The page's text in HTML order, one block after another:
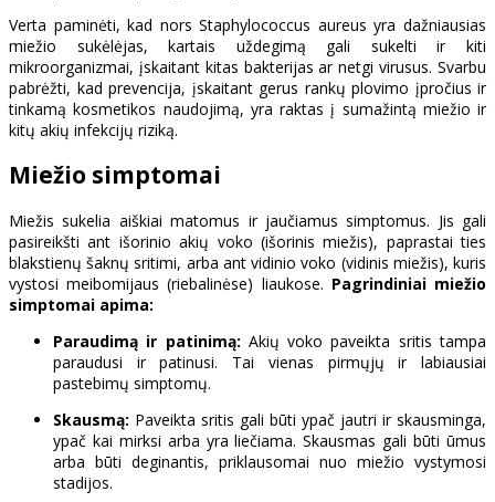
Verta paminėti, kad nors Staphylococcus aureus yra dažniausias
miežio sukėlėjas, kartais uždegimą gali sukelti ir kiti
mikroorganizmai, įskaitant kitas bakterijas ar netgi virusus. Svarbu
pabrėžti, kad prevencija, įskaitant gerus rankų plovimo įpročius ir
tinkamą kosmetikos naudojimą, yra raktas į sumažintą miežio ir
kitų akių infekcijų riziką.
Miežio simptomai
Miežis sukelia aiškiai matomus ir jaučiamus simptomus. Jis gali
pasireikšti ant išorinio akių voko (išorinis miežis), paprastai ties
blakstienų šaknų sritimi, arba ant vidinio voko (vidinis miežis), kuris
vystosi meibomijaus (riebalinėse) liaukose. Pagrindiniai miežio
simptomai apima:
Paraudimą ir patinimą: Akių voko paveikta sritis tampa
paraudusi ir patinusi. Tai vienas pirmųjų ir labiausiai
pastebimų simptomų.
Skausmą: Paveikta sritis gali būti ypač jautri ir skausminga,
ypač kai mirksi arba yra liečiama. Skausmas gali būti ūmus
arba būti deginantis, priklausomai nuo miežio vystymosi
stadijos.